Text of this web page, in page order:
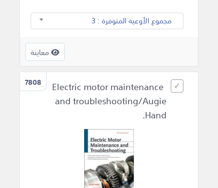
مجموع الأوعية المتوفرة : 3
معاينة
7808
Electric motor maintenance
and troubleshooting/Augie
Hand.